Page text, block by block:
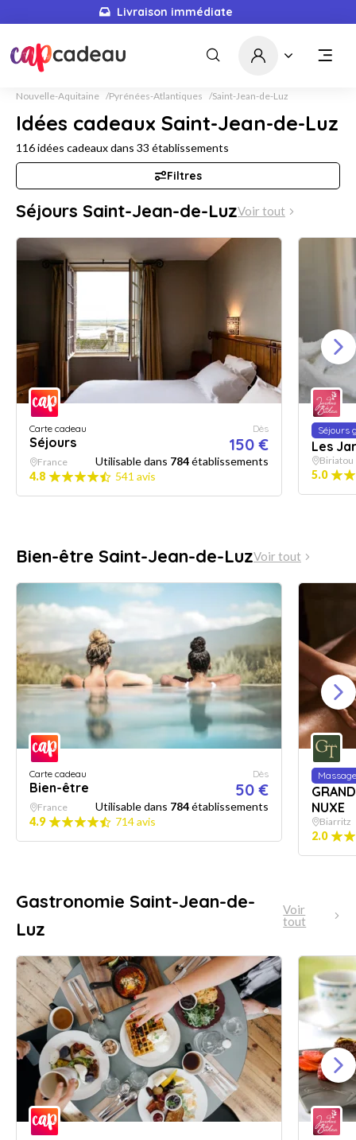
Livraison immédiate
5680idées cadeaux
Nouvelle-Aquitaine Pyrénées-Atlantiques Saint-Jean-de-Luz
Idées cadeaux Saint-Jean-de-Luz
116idées cadeaux dans 33 établissements
Filtres
Séjours Saint-Jean-de-LuzVoir tout
Carte cadeau
Séjours
Dès
150 €
France Utilisable dans 784établissements
4.8
541 avis
Séjours
Les
Biriatou
5.0
Bien-être Saint-Jean-de-LuzVoir tout
Carte cadeau
Bien-être
Dès
50 €
France Utilisable dans 784établissements
4.9
714 avis
Massage
NUXE
Biarritz
2.0
Gastronomie Saint-Jean-de-
Luz
Voir
tout